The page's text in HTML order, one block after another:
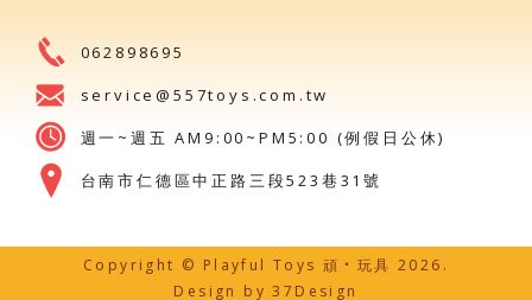
062898695
service@557toys.com.tw
週一~週五 AM9:00~PM5:00 (例假日公休)
台南市仁德區中正路三段523巷31號
Copyright © Playful Toys 頑‧玩具 2026.
Design by37Design